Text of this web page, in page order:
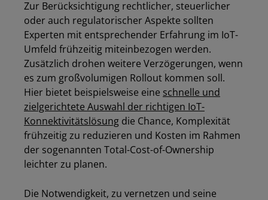
Zur Berücksichtigung rechtlicher, steuerlicher
oder auch regulatorischerAspekte sollten
Experten mit entsprechender Erfahrung im IoT-
Umfeld frühzeitig miteinbezogen werden.
Zusätzlich drohen weitere Verzögerungen, wenn
es zum großvolumigen Rollout kommen soll.
Hier bietet beispielsweise eine schnelle und
zielgerichtete Auswahl der richtigen IoT-
Konnektivitätslösung die Chance, Komplexität
frühzeitig zu reduzieren und Kosten im Rahmen
der sogenannten Total-Cost-of-Ownership
leichter zu planen.
Die Notwendigkeit, zu vernetzen und seine